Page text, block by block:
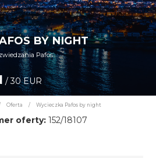
BY NIGHT
Pafos
/ 30 EUR
Oferta / Wycieczka Pafos by night
oferty: 152/18107